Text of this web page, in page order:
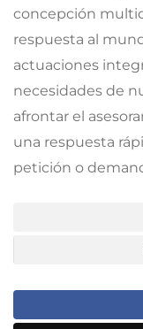
concepción
respuesta al
actuaciones
necesidades de
afrontar el
una respuesta
petición o